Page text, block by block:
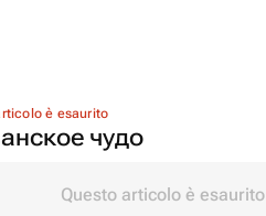
è esaurito
чудо
Questo articolo è esaurito